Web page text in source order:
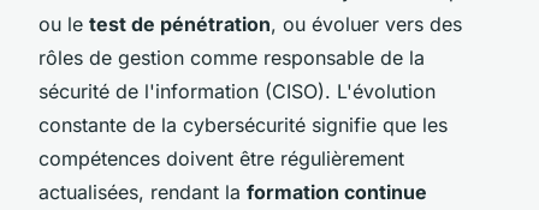
ou le test de pénétration, ou évoluer vers des
rôles de gestion comme responsable de la
sécurité de l'information (CISO). L'évolution
constante de la cybersécurité signifie que les
compétences doivent être régulièrement
actualisées, rendant la formation continue